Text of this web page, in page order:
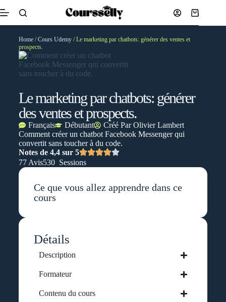
Home/Cours Udemy/ Le marketing par chatbots: générer des ventes et
prospects.
Le marketing par chatbots: générer
des ventes et prospects.
Français Débutant Créé ParOlivier Lambert
Comment créer un chatbot Facebook Messenger qui
convertit sans toucher à du code.
Notes de 4,4 sur 5
77 Avis530 Sessions
Ce que vous allez apprendre dans ce
cours
Détails
Description
Formateur
Contenu du cours